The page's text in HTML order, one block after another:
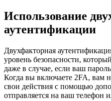
Использование
аутентификации
Двухфакторная
уровень безопасности,
даже в случае, если ваш
Когда вы включаете 2FA, вам
свои действия с помощью
отправляется на ваш телефон